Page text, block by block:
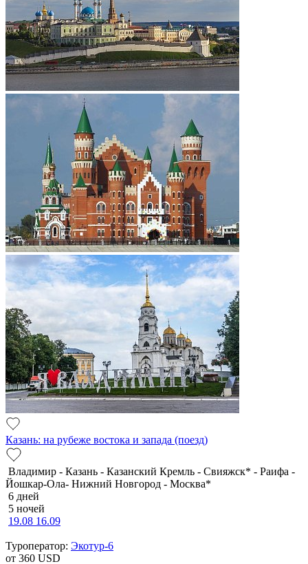
Казань: на рубеже востока и запада (поезд)
Владимир - Казань - Казанский Кремль - Свияжск* - Раифа -
Йошкар-Ола- Нижний Новгород - Москва*
6 дней
5 ночей
19.08 16.09
Туроператор: Экотур-6
от 360 USD